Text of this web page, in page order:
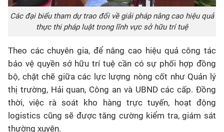
Các đại biểu tham dự trao đổi về giải pháp nâng cao hiệu quả
thực thi pháp luật trong lĩnh vực sở hữu trí tuệ
Theo các chuyên gia, để nâng cao hiệu quả công tác
bảo vệ quyền sở hữu trí tuệ cần có sự phối hợp đồng
bộ, chặt chẽ giữa các lực lượng nòng cốt như Quản lý
thị trường, Hải quan, Công an và UBND các cấp. Đồng
thời, việc rà soát kho hàng trực tuyến, hoạt động
logistics cũng sẽ được tăng cường kiểm tra, giám sát
thường xuyên.